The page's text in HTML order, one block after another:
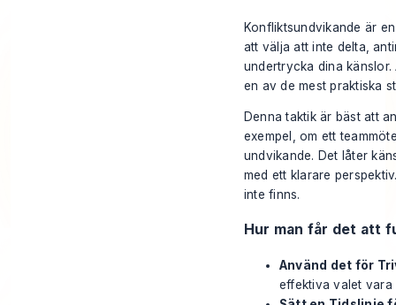
Konfliktsundvikande är
att välja att inte delta,
undertrycka dina
en av de mest praktiska
Denna taktik är bäst att
exempel, om ett
undvikande. Det låter
med ett klarare
inte finns.
Hur man får det att
Använd det för
effektiva valet vara